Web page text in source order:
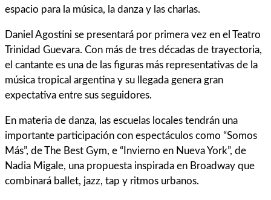
espacio para la música, la danza y las charlas.
Daniel Agostini se presentará por primera vez en el Teatro
Trinidad Guevara. Con más de tres décadas de trayectoria,
el cantante es una de las figuras más representativas de la
música tropical argentina y su llegada genera gran
expectativa entre sus seguidores.
En materia de danza, las escuelas locales tendrán una
importante participación con espectáculos como “Somos
Más”, de The Best Gym, e “Invierno en Nueva York”, de
Nadia Migale, una propuesta inspirada en Broadway que
combinará ballet, jazz, tap y ritmos urbanos.